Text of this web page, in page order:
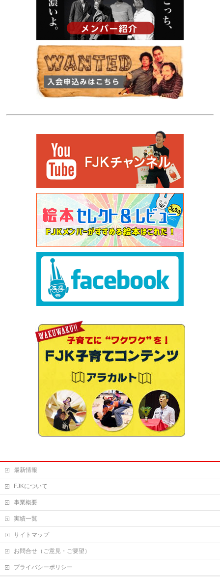
最新情報
FJKについて
事業概要
実績一覧
サイトマップ
お問合せ（ご意見・ご要望）
プライバシーポリシー